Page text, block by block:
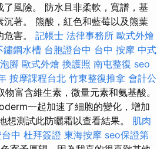
風險。 防水且非柔軟，寬譜，基
著。 熊酸，紅色和藍莓以及熊葉
害。 記帳士 法律事務所 歐式外燴
鏽鋼水槽 台胞證台中 台中 按摩 中式
腳 歐式外燴 換護照 南屯整復 seo
按摩課程台北 竹東整復推拿 會計公
物富含維生素，微量元素和氨基酸。
一起加速了細胞的變化，增加
想測試此防曬霜以查看結果。 肌肉
中 杜拜簽證 東海按摩 seo保證第